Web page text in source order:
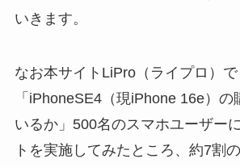
いきます。
なお本サイトLiPro（ライプロ）で
「iPhoneSE4（現iPhone 16e）の
いるか」500名のスマホユーザー
トを実施してみたところ、約7割